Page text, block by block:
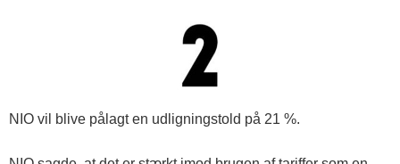
NIO vil blive pålagt en udligningstold på 21 %.